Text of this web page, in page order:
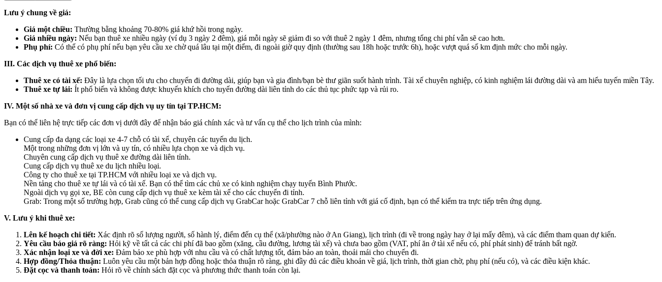
Lưu ý chung về giá:
Giá một chiều: Thường bằng khoảng 70-80% giá khứ hồi trong ngày.
Giá nhiều ngày: Nếu bạn thuê xe nhiều ngày (ví dụ 3 ngày 2 đêm), giá mỗi ngày sẽ giảm đi so với thuê 2 ngày 1 đêm, nhưng tổng chi phí vẫn sẽ cao hơn.
Phụ phí: Có thể có phụ phí nếu bạn yêu cầu xe chờ quá lâu tại một điểm, đi ngoài giờ quy định (thường sau 18h hoặc trước 6h), hoặc vượt quá số km định mức cho mỗi ngày.
III. Các dịch vụ thuê xe phổ biến:
Thuê xe có tài xế: Đây là lựa chọn tối ưu cho chuyến đi đường dài, giúp bạn và gia đình/bạn bè thư giãn suốt hành trình. Tài xế chuyên nghiệp, có kinh nghiệm lái đường dài và am hiểu tuyến miền Tây.
Thuê xe tự lái: Ít phổ biến và không được khuyến khích cho tuyến đường dài liên tỉnh do các thủ tục phức tạp và rủi ro.
IV. Một số nhà xe và đơn vị cung cấp dịch vụ uy tín tại TP.HCM:
Bạn có thể liên hệ trực tiếp các đơn vị dưới đây để nhận báo giá chính xác và tư vấn cụ thể cho lịch trình của mình:
Cung cấp đa dạng các loại xe 4-7 chỗ có tài xế, chuyên các tuyến du lịch.
Một trong những đơn vị lớn và uy tín, có nhiều lựa chọn xe và dịch vụ.
Chuyên cung cấp dịch vụ thuê xe đường dài liên tỉnh.
Cung cấp dịch vụ thuê xe du lịch nhiều loại.
Công ty cho thuê xe tại TP.HCM với nhiều loại xe và dịch vụ.
Nền tảng cho thuê xe tự lái và có tài xế. Bạn có thể tìm các chủ xe có kinh nghiệm chạy tuyến Bình Phước.
Ngoài dịch vụ gọi xe, BE còn cung cấp dịch vụ thuê xe kèm tài xế cho các chuyến đi tỉnh.
Grab: Trong một số trường hợp, Grab cũng có thể cung cấp dịch vụ GrabCar hoặc GrabCar 7 chỗ liên tỉnh với giá cố định, bạn có thể kiểm tra trực tiếp trên ứng dụng.
V. Lưu ý khi thuê xe:
Lên kế hoạch chi tiết: Xác định rõ số lượng người, số hành lý, điểm đến cụ thể (xã/phường nào ở An Giang), lịch trình (đi về trong ngày hay ở lại mấy đêm), và các điểm tham quan dự kiến.
Yêu cầu báo giá rõ ràng: Hỏi kỹ về tất cả các chi phí đã bao gồm (xăng, cầu đường, lương tài xế) và chưa bao gồm (VAT, phí ăn ở tài xế nếu có, phí phát sinh) để tránh bất ngờ.
Xác nhận loại xe và đời xe: Đảm bảo xe phù hợp với nhu cầu và có chất lượng tốt, đảm bảo an toàn, thoải mái cho chuyến đi.
Hợp đồng/Thỏa thuận: Luôn yêu cầu một bản hợp đồng hoặc thỏa thuận rõ ràng, ghi đầy đủ các điều khoản về giá, lịch trình, thời gian chờ, phụ phí (nếu có), và các điều kiện khác.
Đặt cọc và thanh toán: Hỏi rõ về chính sách đặt cọc và phương thức thanh toán còn lại.